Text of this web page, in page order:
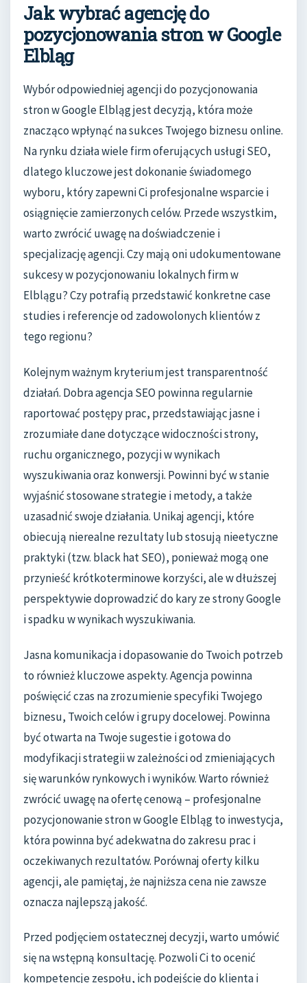
Jak wybrać agencję do
pozycjonowania stron w Google
Elbląg
Wybór odpowiedniej agencji do pozycjonowania
stron w Google Elbląg jest decyzją, która może
znacząco wpłynąć na sukces Twojego biznesu online.
Na rynku działa wiele firm oferujących usługi SEO,
dlatego kluczowe jest dokonanie świadomego
wyboru, który zapewni Ci profesjonalne wsparcie i
osiągnięcie zamierzonych celów. Przede wszystkim,
warto zwrócić uwagę na doświadczenie i
specjalizację agencji. Czy mają oni udokumentowane
sukcesy w pozycjonowaniu lokalnych firm w
Elblągu? Czy potrafią przedstawić konkretne case
studies i referencje od zadowolonych klientów z
tego regionu?
Kolejnym ważnym kryterium jest transparentność
działań. Dobra agencja SEO powinna regularnie
raportować postępy prac, przedstawiając jasne i
zrozumiałe dane dotyczące widoczności strony,
ruchu organicznego, pozycji w wynikach
wyszukiwania oraz konwersji. Powinni być w stanie
wyjaśnić stosowane strategie i metody, a także
uzasadnić swoje działania. Unikaj agencji, które
obiecują nierealne rezultaty lub stosują nieetyczne
praktyki (tzw. black hat SEO), ponieważ mogą one
przynieść krótkoterminowe korzyści, ale w dłuższej
perspektywie doprowadzić do kary ze strony Google
i spadku w wynikach wyszukiwania.
Jasna komunikacja i dopasowanie do Twoich potrzeb
to również kluczowe aspekty. Agencja powinna
poświęcić czas na zrozumienie specyfiki Twojego
biznesu, Twoich celów i grupy docelowej. Powinna
być otwarta na Twoje sugestie i gotowa do
modyfikacji strategii w zależności od zmieniających
się warunków rynkowych i wyników. Warto również
zwrócić uwagę na ofertę cenową – profesjonalne
pozycjonowanie stron w Google Elbląg to inwestycja,
która powinna być adekwatna do zakresu prac i
oczekiwanych rezultatów. Porównaj oferty kilku
agencji, ale pamiętaj, że najniższa cena nie zawsze
oznacza najlepszą jakość.
Przed podjęciem ostatecznej decyzji, warto umówić
się na wstępną konsultację. Pozwoli Ci to ocenić
kompetencje zespołu, ich podejście do klienta i